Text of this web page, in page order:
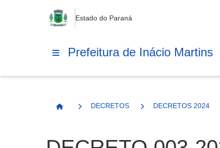
Estado do Paraná
Prefeitura de Inácio Martins
Página Inicial
DECRETOS DECRETOS 2024